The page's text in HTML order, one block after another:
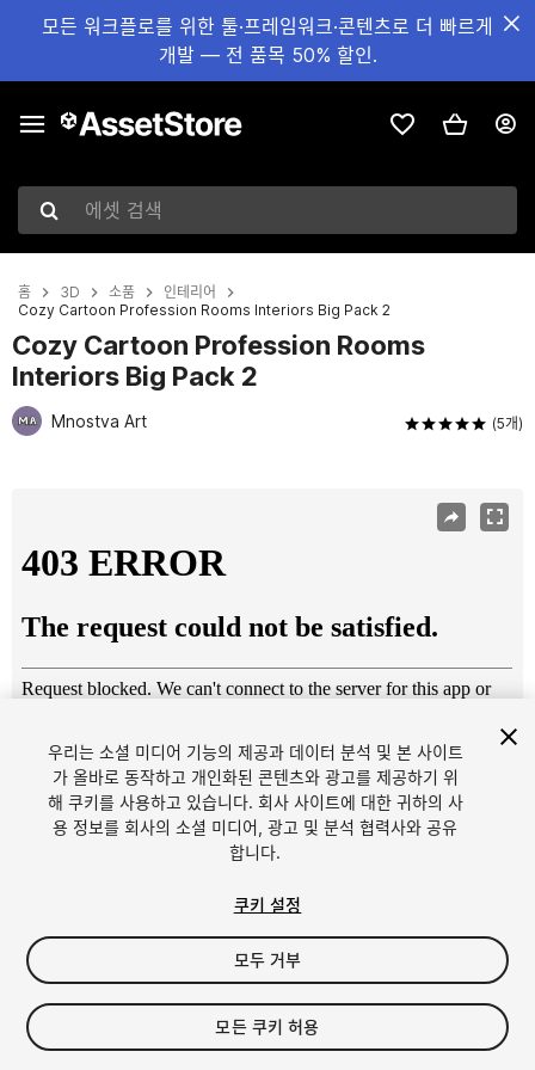
모든 워크플로를 위한 툴·프레임워크·콘텐츠로 더 빠르게
개발 — 전 품목 50% 할인.
에셋 검색
홈 3D 소품
인테리어
Cozy Cartoon Profession Rooms Interiors Big Pack 2
Cozy Cartoon Profession Rooms
Interiors Big Pack 2
Mnostva Art (5개)
1/32
$119.99
세금/부가세는 결제 시 반영됩니다.
우리는 소셜 미디어 기능의 제공과 데이터 분석 및 본 사이트
가 올바로 동작하고 개인화된 콘텐츠와 광고를 제공하기 위
해 쿠키를 사용하고 있습니다. 회사 사이트에 대한 귀하의 사
용 정보를 회사의 소셜 미디어, 광고 및 분석 협력사와 공유
합니다.
쿠키 설정
모두 거부
모든 쿠키 허용